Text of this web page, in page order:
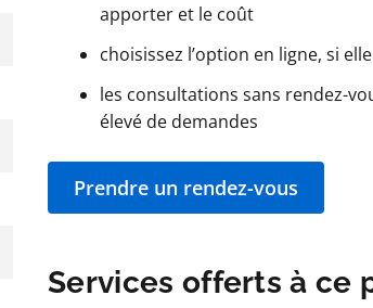
apporter et le coût
choisissez l’option en ligne, si
les consultations sans rendez-
élevé de demandes
Prendre un rendez-vous
Services offerts à ce